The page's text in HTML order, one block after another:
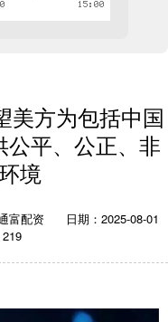
美方为包括中国
平、公正、非
境
富配资
日期：2025-08-01